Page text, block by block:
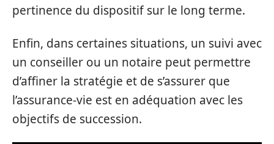
pertinence du dispositif sur le long terme.
Enfin, dans certaines situations, un suivi avec
un conseiller ou un notaire peut permettre
d’affiner la stratégie et de s’assurer que
l’assurance-vie est en adéquation avec les
objectifs de succession.